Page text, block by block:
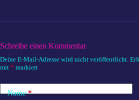
Schreibe einen Kommentar
Deine E-Mail-Adresse wird nicht veröffentlicht.
mit * markiert
Name*